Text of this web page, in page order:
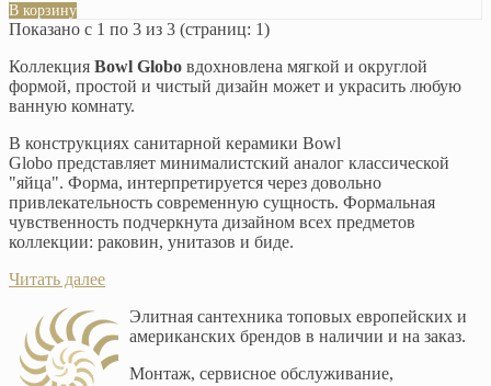
В корзину
Показано с 1 по 3 из 3 (страниц: 1)
Коллекция Bowl Globo вдохновлена мягкой и округлой
формой, простой и чистый дизайн может и украсить любую
ванную комнату.
В конструкциях санитарной керамики Bowl
Globo представляет минималистский аналог классической
"яйца". Форма, интерпретируется через довольно
привлекательность современную сущность. Формальная
чувственность подчеркнута дизайном всех предметов
коллекции: раковин, унитазов и биде.
Читать далее
Элитная сантехника топовых европейских и
американских брендов в наличии и на заказ.
Монтаж, сервисное обслуживание,